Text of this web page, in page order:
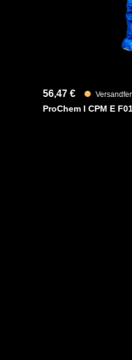
56,47 €
ProChem I CPM E